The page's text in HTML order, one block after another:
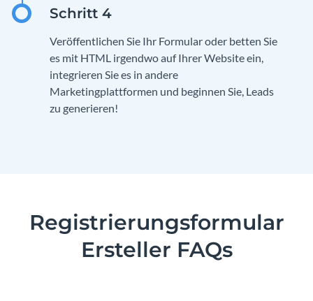
Veröffentlichen Sie Ihr Formular oder betten Sie
es mit HTML irgendwo auf Ihrer Website ein,
integrieren Sie es in andere
Marketingplattformen und beginnen Sie, Leads
zu generieren!
Registrierungsformular
Ersteller FAQs